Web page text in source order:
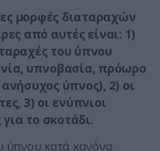
μορφές διαταραχών
από αυτές είναι: 1)
του ύπνου
υπνοβασία, πρόωρο
ύπνος), 2) οι
3) οι ενύπνιοι
το σκοτάδι.
ύπνου κατά κανόνα